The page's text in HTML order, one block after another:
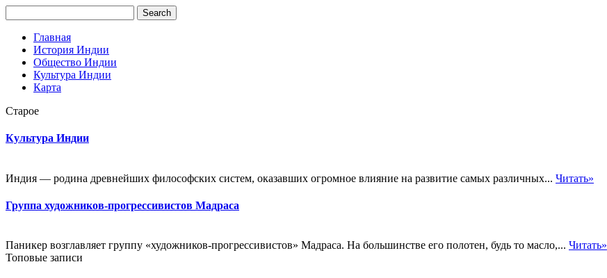
Главная
История Индии
Общество Индии
Культура Индии
Карта
Старое
Культура Индии
Индия — родина древнейших философских систем, оказавших огромное влияние на развитие самых различных... Читать»
Группа художников-прогрессивистов Мадраса
Паникер возглавляет группу «художников-прогрессивистов» Мадраса. На большинстве его полотен, будь то масло,... Читать»
Топовые записи